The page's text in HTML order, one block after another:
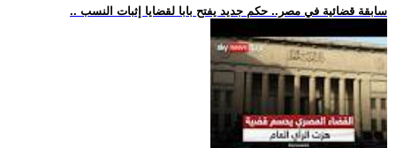
.. سابقة قضائية في مصر.. حكم جديد يفتح بابا لقضايا إثبات النسب